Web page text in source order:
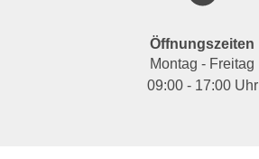
Öffnungszeiten
Montag - Freitag
09:00 - 17:00 Uhr